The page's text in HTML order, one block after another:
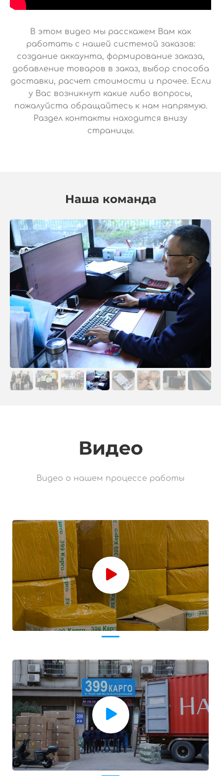
В этом видео мы расскажем Вам как
работать с нашей системой заказов:
создание аккаунта, формирование заказа,
добавление товаров в заказ, выбор способа
доставки, расчет стоимости и прочее. Если
у Вас возникнут какие либо вопросы,
пожалуйста обращайтесь к нам напрямую.
Раздел контакты находится внизу
страницы.
Наша команда
Видео
Видео о нашем процессе работы